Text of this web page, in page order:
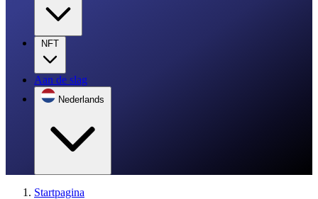
NFT
Aan de slag
Nederlands
Startpagina